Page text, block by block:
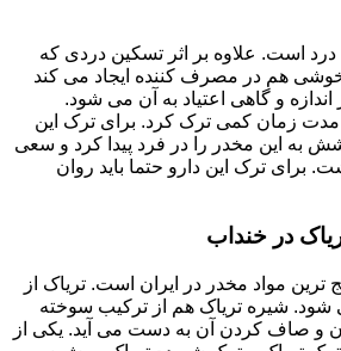
است. علاوه بر اثر تسکین دردی که
هم در مصرف کننده ایجاد می کند
و گاهی اعتیاد به آن می شود.
مدت زمان کمی ترک کرد. برای ترک این
کشش به این مخدر را در فرد پیدا کرد و سعی
ترک این دارو حتما باید روان
در خنداب
ترین مواد مخدر در ایران است. تریاک از
شیره تریاک هم از ترکیب سوخته
و صاف کردن آن به دست می آید. یکی از